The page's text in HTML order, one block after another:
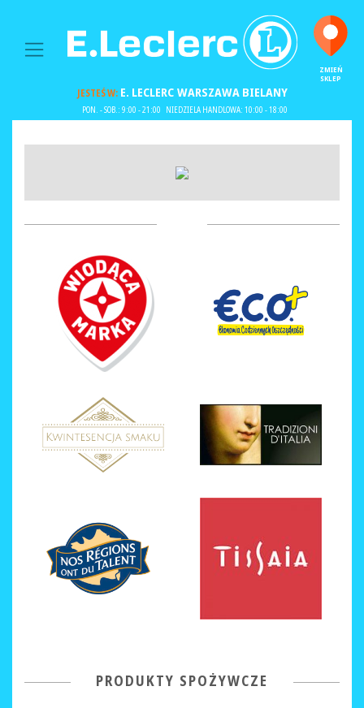
MAIN NAVIGATION
ZMIEŃ
SKLEP
JESTEŚ W:E. LECLERC WARSZAWA BIELANY
PON. - SOB.: 9:00 - 21:00 NIEDZIELA HANDLOWA: 10:00 - 18:00
PRODUKTY SPOŻYWCZE